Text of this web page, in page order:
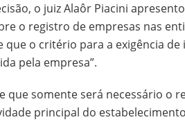
o juiz Alaôr Piacini
o registro de empresas nas
que o critério para a exigência
pela empresa”.
que somente será necessário o
principal do